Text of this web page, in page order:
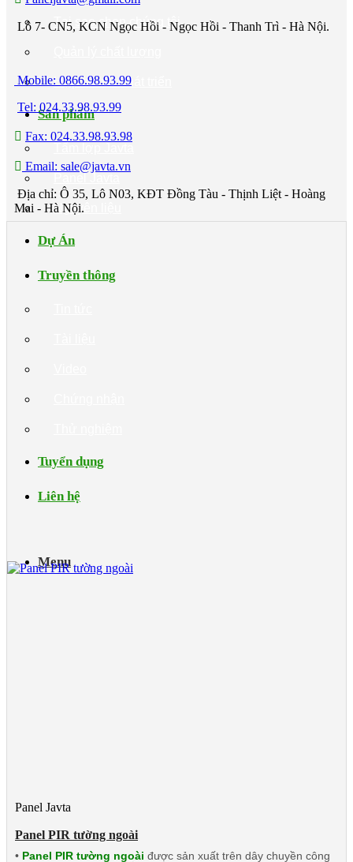
Tại sao chọn chúng tôi
Hợp tác và Phát triển
Sản phẩm
Nguyên liệu
Dự Án
Truyền thông
Tuyển dụng
Liên hệ
Menu
Lô 7- CN5, KCN Ngọc Hồi - Ngọc Hồi - Thanh Trì - Hà Nội.
Mobile: 0866.98.93.99
Tel: 024.33.98.93.99
Fax: 024.33.98.93.98
Email: sale@javta.vn
Địa chỉ: Ô 35, Lô N03, KĐT Đồng Tàu - Thịnh Liệt - Hoàng
Mai - Hà Nội.
Panel Javta
Panel PIR tường ngoài
• Panel PIR tường ngoài được sản xuất trên dây chuyền công